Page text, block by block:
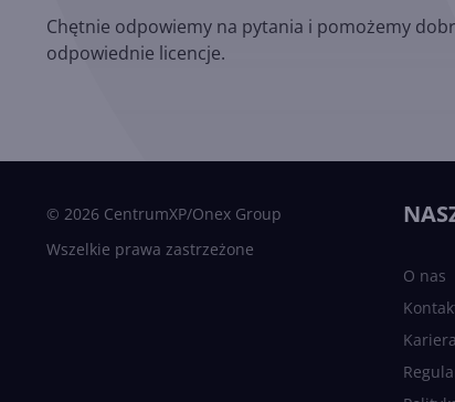
Chętnie odpowiemy na pytania i pomożemy
odpowiednie licencje.
© 2026 CentrumXP/Onex Group
Wszelkie prawa zastrzeżone
O nas
Kariera